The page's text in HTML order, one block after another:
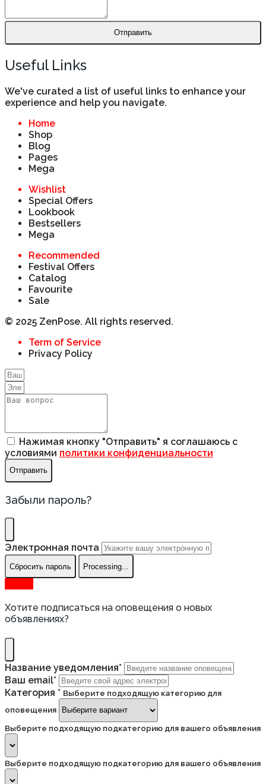
Отправить
Useful Links
We've curated a list of useful links to enhance your
experience and help you navigate.
Home
Shop
Blog
Pages
Mega
Wishlist
Special Offers
Lookbook
Bestsellers
Mega
Recommended
Festival Offers
Catalog
Favourite
Sale
© 2025 ZenPose. All rights reserved.
Term of Service
Privacy Policy
Нажимая кнопку "Отправить" я соглашаюсь с
условиями политики конфиденциальности
Отправить
Забыли пароль?
Электронная почта
Сбросить пароль Processing...
Хотите подписаться на оповещения о новых
объявлениях?
Название уведомления*
Ваш email*
Категория * Выберите подходящую категорию для
оповещения
Выберите подходящую подкатегорию для вашего объявления
Выберите подходящую подкатегорию для вашего объявления